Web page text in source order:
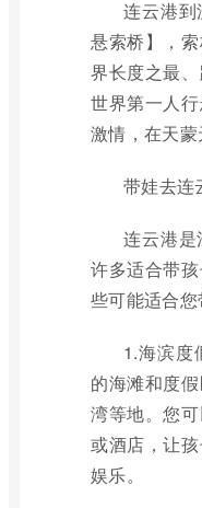
连云港
悬索桥】，
界长度之最
世界第一人
激情，在天
带娃去连
连云港
许多适合带
些可能适合您
1.海滨度
的海滩和度
湾等地。您
或酒店，让
娱乐。